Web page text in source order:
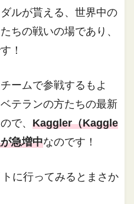
ルが貰える、世界中の
ちの戦いの場であり、
！
ームで参戦するもよ
テランの方たちの最新
で、Kaggler（Kaggle
急増中なのです！
に行ってみるとまさか